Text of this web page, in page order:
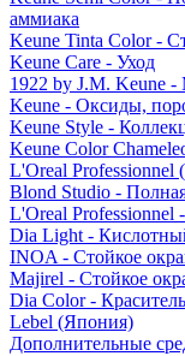
аммиака
Keune Tinta Color -
Keune Care - Уход
1922 by J.M. Keune
Keune - Оксиды,
Keune Style -
Keune Color
L'Oreal Professionnel
Blond Studio -
L'Oreal Professionnel
Dia Light -
INOA - Стойкое
Majirel - Стойкое
Dia Color -
Lebel (Япония)
Дополнительные